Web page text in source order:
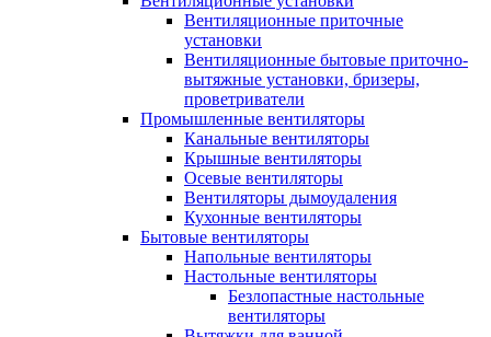
Вентиляционные приточные
установки
Вентиляционные бытовые приточно-
вытяжные установки, бризеры,
проветриватели
Промышленные вентиляторы
Канальные вентиляторы
Крышные вентиляторы
Осевые вентиляторы
Вентиляторы дымоудаления
Кухонные вентиляторы
Бытовые вентиляторы
Напольные вентиляторы
Настольные вентиляторы
Безлопастные настольные
вентиляторы